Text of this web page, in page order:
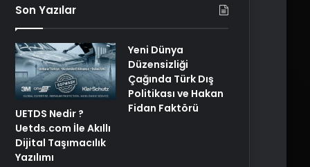
Son Yazılar
UETDS Nedir ?
Uetds.com İle Akıllı
Dijital Taşımacılık
Yazılımı
Yeni Dünya
Düzensizliği
Çağında Türk Dış
Politikası ve Hakan
Fidan Faktörü